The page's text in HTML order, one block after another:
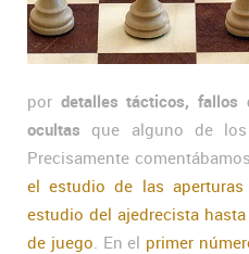
por detalles tácticos, fallos
ocultas que alguno de
Precisamente
el estudio de las
estudio del ajedrecista
de juego . En el primer